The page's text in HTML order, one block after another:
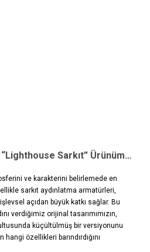
Özel Tasarımın Gücü: “Lighthouse Sarkıt” Ürünümüzün Küçük Versiyonu
ve karakterini belirlemede en
sarkıt aydınlatma armatürleri,
açıdan büyük katkı sağlar. Bu
verdiğimiz orijinal tasarımımızın,
küçültülmüş bir versiyonunu
özellikleri barındırdığını